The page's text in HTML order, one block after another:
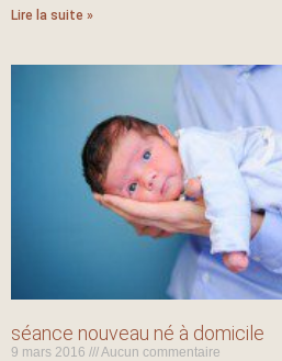
Lire la suite »
séance nouveau né à domicile
9 mars 2016 Aucun commentaire